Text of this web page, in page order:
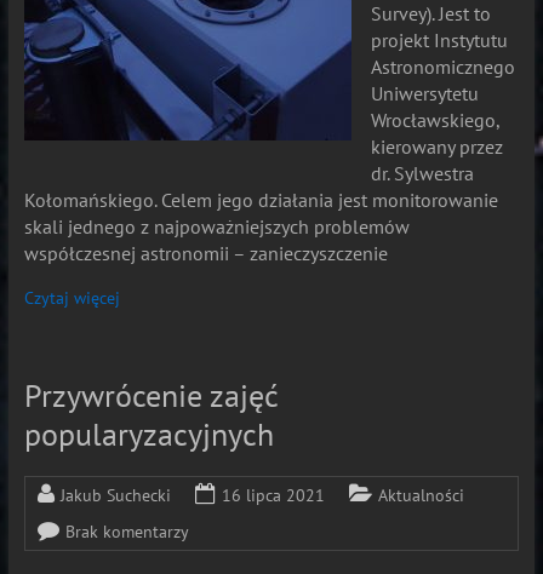
Survey). Jest to
projekt Instytutu
Astronomicznego
Uniwersytetu
Wrocławskiego,
kierowany przez
dr. Sylwestra
Kołomańskiego. Celem jego działania jest monitorowanie
skali jednego z najpoważniejszych problemów
współczesnej astronomii – zanieczyszczenie
Czytaj więcej
Przywrócenie zajęć
popularyzacyjnych
Jakub Suchecki 16 lipca 2021
Aktualności
Brak komentarzy